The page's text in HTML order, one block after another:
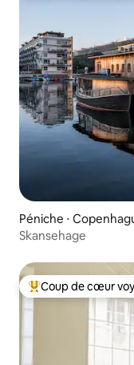
Péniche ⋅
Skansehage
Coups de cœur
Coup de cœur